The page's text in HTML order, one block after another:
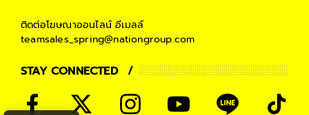
ติดต่อโฆษณาออนไลน์ อีเมลล์
teamsales_spring@nationgroup.com
STAY CONNECTED